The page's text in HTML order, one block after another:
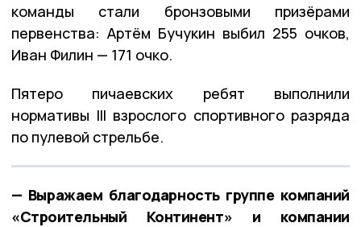
команды стали бронзовыми призёрами
первенства: Артём Бучукин выбил 255 очков,
Иван Филин — 171 очко.
Пятеро пичаевских ребят выполнили
нормативы III взрослого спортивного разряда
по пулевой стрельбе.
— Выражаем благодарность группе компаний
«Строительный Континент» и компании